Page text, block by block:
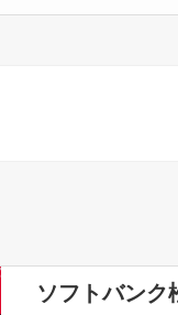
ソフトバンク